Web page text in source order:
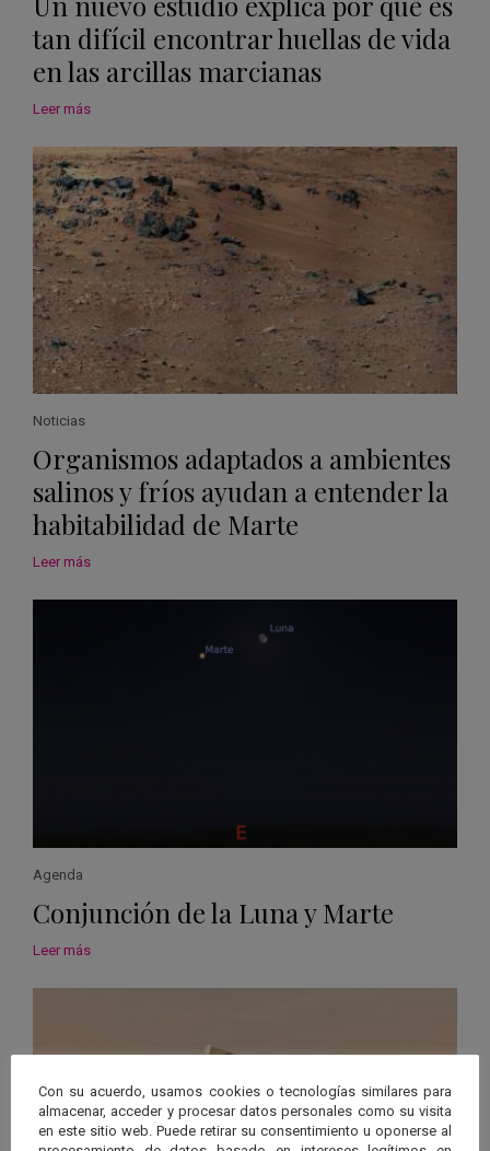
tan difícil encontrar huellas de vida
en las arcillas marcianas
Leer más
Noticias
Organismos adaptados a ambientes
salinos y fríos ayudan a entender la
habitabilidad de Marte
Leer más
Agenda
Conjunción de la Luna y Marte
Leer más
Con su acuerdo, usamos cookies o tecnologías similares para
almacenar, acceder y procesar datos personales como su visita
en este sitio web. Puede retirar su consentimiento u oponerse al